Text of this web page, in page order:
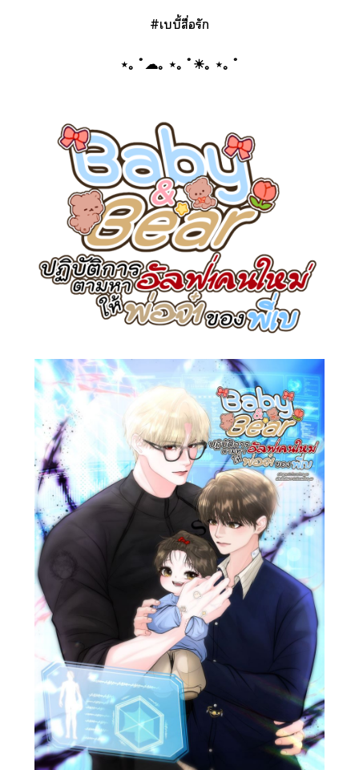
#เบบี้สื่อรัก
⋆｡ ﾟ☁︎｡ ⋆｡ ﾟ☀︎｡ ⋆｡ ﾟ